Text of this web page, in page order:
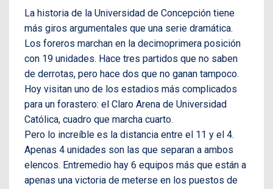
La historia de la Universidad de Concepción tiene
más giros argumentales que una serie dramática.
Los foreros marchan en la decimoprimera posición
con 19 unidades. Hace tres partidos que no saben
de derrotas, pero hace dos que no ganan tampoco.
Hoy visitan uno de los estadios más complicados
para un forastero: el Claro Arena de Universidad
Católica, cuadro que marcha cuarto.
Pero lo increíble es la distancia entre el 11 y el 4.
Apenas 4 unidades son las que separan a ambos
elencos. Entremedio hay 6 equipos más que están a
apenas una victoria de meterse en los puestos de